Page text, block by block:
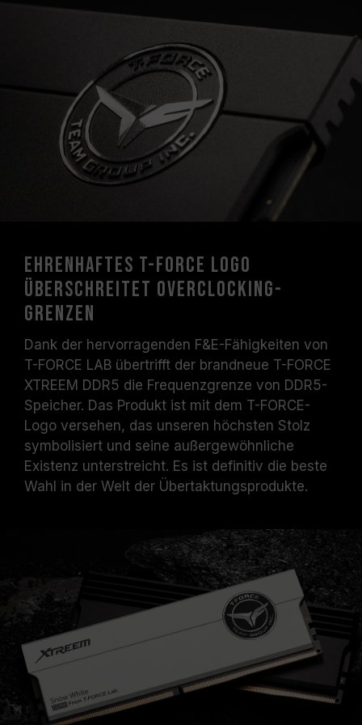
Motherboard-Herstellers.
Ehrenhaftes T-FORCE Logo
überschreitet Overclocking-
Grenzen
Dank der hervorragenden F&E-Fähigkeiten von
T-FORCE LAB übertrifft der brandneue T-FORCE
XTREEM DDR5 die Frequenzgrenze von DDR5-
Speicher. Das Produkt ist mit dem T-FORCE-
Logo versehen, das unseren höchsten Stolz
symbolisiert und seine außergewöhnliche
Existenz unterstreicht. Es ist definitiv die beste
Wahl in der Welt der Übertaktungsprodukte.